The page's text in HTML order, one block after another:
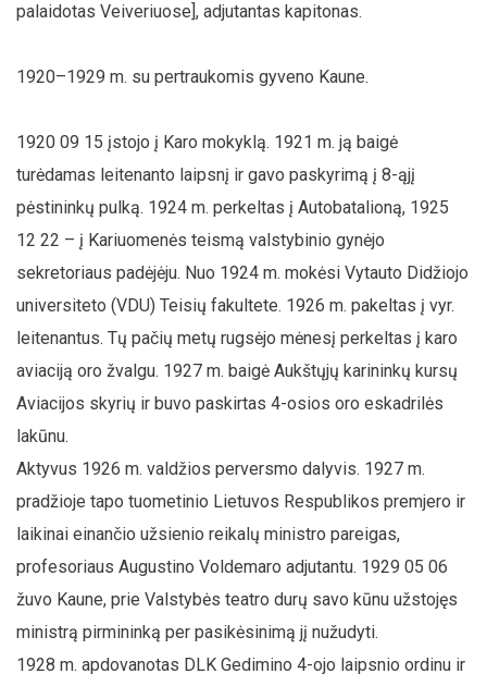
palaidotas Veiveriuose], adjutantas kapitonas.
1920–1929 m. su pertraukomis gyveno Kaune.
1920 09 15 įstojo į Karo mokyklą. 1921 m. ją baigė
turėdamas leitenanto laipsnį ir gavo paskyrimą į 8-ąjį
pėstininkų pulką. 1924 m. perkeltas į Autobatalioną, 1925
12 22 – į Kariuomenės teismą valstybinio gynėjo
sekretoriaus padėjėju. Nuo 1924 m. mokėsi Vytauto Didžiojo
universiteto (VDU) Teisių fakultete. 1926 m. pakeltas į vyr.
leitenantus. Tų pačių metų rugsėjo mėnesį perkeltas į karo
aviaciją oro žvalgu. 1927 m. baigė Aukštųjų karininkų kursų
Aviacijos skyrių ir buvo paskirtas 4-osios oro eskadrilės
lakūnu.
Aktyvus 1926 m. valdžios perversmo dalyvis. 1927 m.
pradžioje tapo tuometinio Lietuvos Respublikos premjero ir
laikinai einančio užsienio reikalų ministro pareigas,
profesoriaus Augustino Voldemaro adjutantu. 1929 05 06
žuvo Kaune, prie Valstybės teatro durų savo kūnu užstojęs
ministrą pirmininką per pasikėsinimą jį nužudyti.
1928 m. apdovanotas DLK Gedimino 4-ojo laipsnio ordinu ir